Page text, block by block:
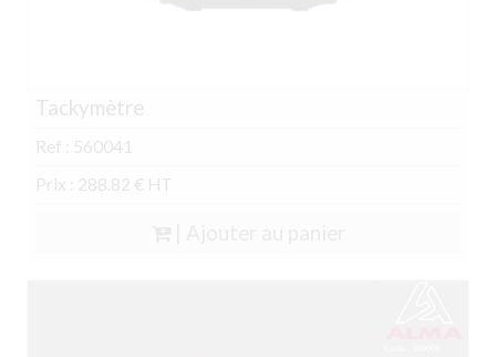
Tackymètre
Ref : 560041
Prix : 288.82 € HT